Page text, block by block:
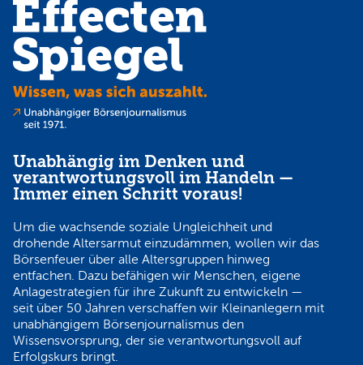
Unabhängig im Denken und
verantwortungsvoll im Handeln —
Immer einen Schritt voraus!
Um die wachsende soziale Ungleichheit und
drohende Altersarmut einzudämmen, wollen wir das
Börsenfeuer über alle Altersgruppen hinweg
entfachen. Dazu befähigen wir Menschen, eigene
Anlagestrategien für ihre Zukunft zu entwickeln —
seit über 50 Jahren verschaffen wir Kleinanlegern mit
unabhängigem Börsenjournalismus den
Wissensvorsprung, der sie verantwortungsvoll auf
Erfolgskurs bringt.